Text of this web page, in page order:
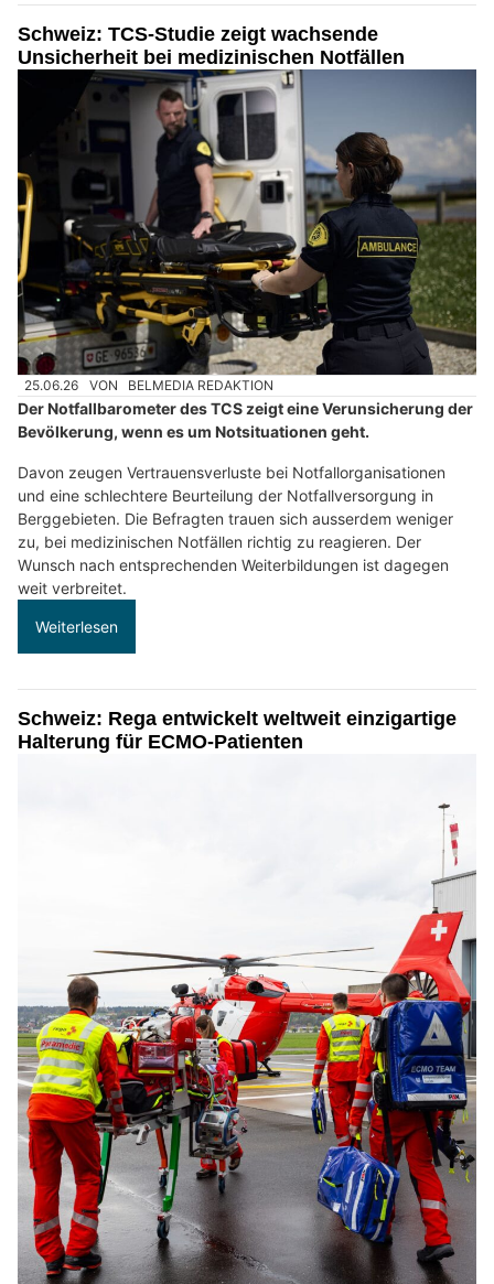
Schweiz: TCS-Studie zeigt wachsende
Unsicherheit bei medizinischen Notfällen
25.06.26 VON BELMEDIA REDAKTION
Der Notfallbarometer des TCS zeigt eine Verunsicherung der
Bevölkerung, wenn es um Notsituationen geht.
Davon zeugen Vertrauensverluste bei Notfallorganisationen
und eine schlechtere Beurteilung der Notfallversorgung in
Berggebieten. Die Befragten trauen sich ausserdem weniger
zu, bei medizinischen Notfällen richtig zu reagieren. Der
Wunsch nach entsprechenden Weiterbildungen ist dagegen
weit verbreitet.
Weiterlesen
Schweiz: Rega entwickelt weltweit einzigartige
Halterung für ECMO-Patienten